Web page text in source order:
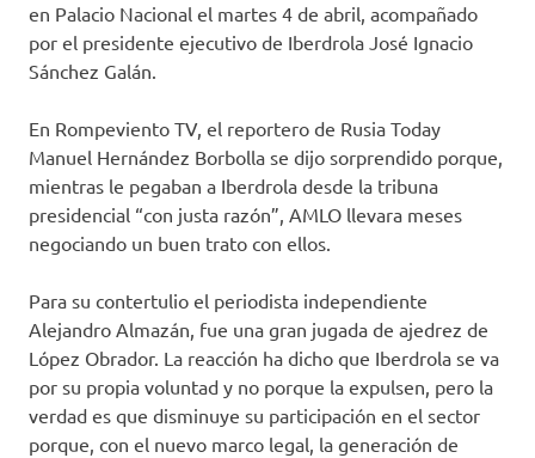
en Palacio Nacional el martes 4 de abril, acompañado
por el presidente ejecutivo de Iberdrola José Ignacio
Sánchez Galán.
En Rompeviento TV, el reportero de Rusia Today
Manuel Hernández Borbolla se dijo sorprendido porque,
mientras le pegaban a Iberdrola desde la tribuna
presidencial “con justa razón”, AMLO llevara meses
negociando un buen trato con ellos.
Para su contertulio el periodista independiente
Alejandro Almazán, fue una gran jugada de ajedrez de
López Obrador. La reacción ha dicho que Iberdrola se va
por su propia voluntad y no porque la expulsen, pero la
verdad es que disminuye su participación en el sector
porque, con el nuevo marco legal, la generación de